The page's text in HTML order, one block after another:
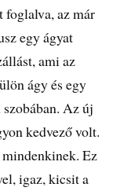
az már
egy ágyat
ami az
ágy és egy
Az új
kedvező volt.
Ez
igaz, kicsit a